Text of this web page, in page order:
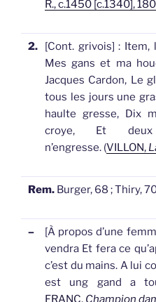
R., c.1450 [c.1340], 180
2. [Cont. grivois] : Item,
Mesgans et ma
Jacques Cardon, Le
tous les jours une
haulte gresse, Dix
croye, Et
n’engresse. (VILLON,
Rem. Burger, 68 ; Thiry,
– [À propos d’une
vendra Et fera ce
c’est du mains. A lui
est ung gand a
FRANC, Champion